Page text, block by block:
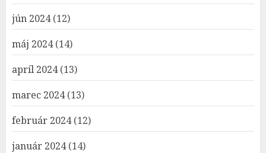
jún 2024(12)
máj 2024(14)
apríl 2024(13)
marec 2024(13)
február 2024(12)
január 2024(14)